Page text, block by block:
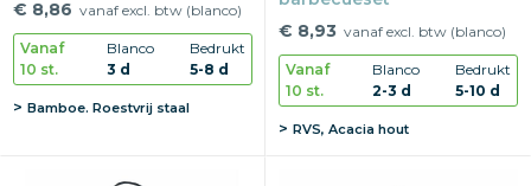
€ 8,86 vanaf excl. btw (blanco)
Vanaf
10 st.
Blanco
3 d
Bedrukt
5-8 d
Bamboe. Roestvrij staal
€ 8,93 vanaf excl. btw (blanco)
Vanaf
10 st.
Blanco
2-3 d
Bedrukt
5-10 d
RVS, Acacia hout